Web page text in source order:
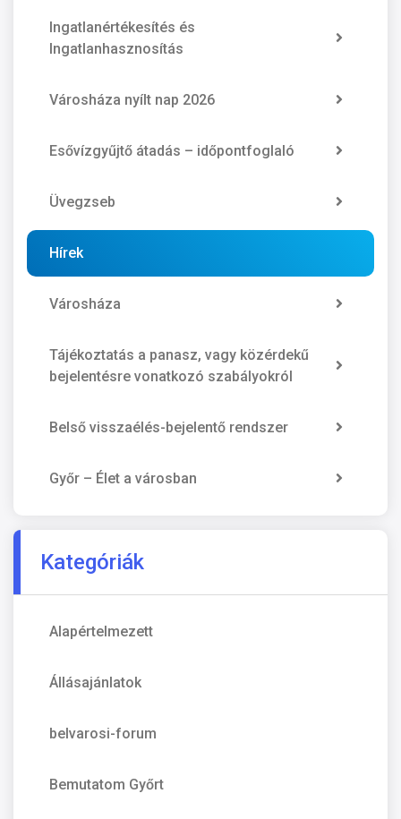
Ingatlanértékesítés és
Ingatlanhasznosítás
Városháza nyílt nap 2026
Esővízgyűjtő átadás – időpontfoglaló
Üvegzseb
Hírek
Városháza
Tájékoztatás a panasz, vagy közérdekű
bejelentésre vonatkozó szabályokról
Belső visszaélés-bejelentő rendszer
Győr – Élet a városban
Kategóriák
Alapértelmezett
Állásajánlatok
belvarosi-forum
Bemutatom Győrt